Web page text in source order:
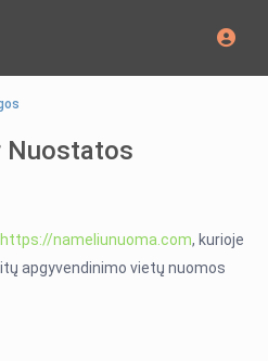
Nuostatos
https://nameliunuoma.com, kurioje
apgyvendinimo vietų nuomos